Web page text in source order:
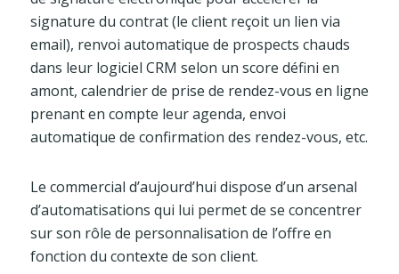
signature du contrat (le client reçoit un lien via
email), renvoi automatique de prospects chauds
dans leur logiciel CRM selon un score défini en
amont, calendrier de prise de rendez-vous en ligne
prenant en compte leur agenda, envoi
automatique de confirmation des rendez-vous, etc.
Le commercial d’aujourd’hui dispose d’un arsenal
d’automatisations qui lui permet de se concentrer
sur son rôle de personnalisation de l’offre en
fonction du contexte de son client.